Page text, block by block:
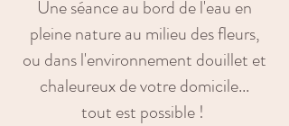
Une séance au bord de l'eau en
pleine nature au milieu des fleurs,
ou dans l'environnement douillet et
chaleureux de votre domicile...
tout est possible !